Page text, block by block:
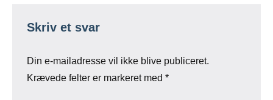
Skriv et svar
Din e-mailadresse vil ikke blive publiceret.
Krævede felter er markeret med *